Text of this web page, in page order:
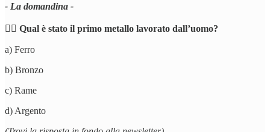
- La domandina -
🕵️‍♂️ Qual è stato il primo metallo lavorato dall’uomo?
a) Ferro
b) Bronzo
c) Rame
d) Argento